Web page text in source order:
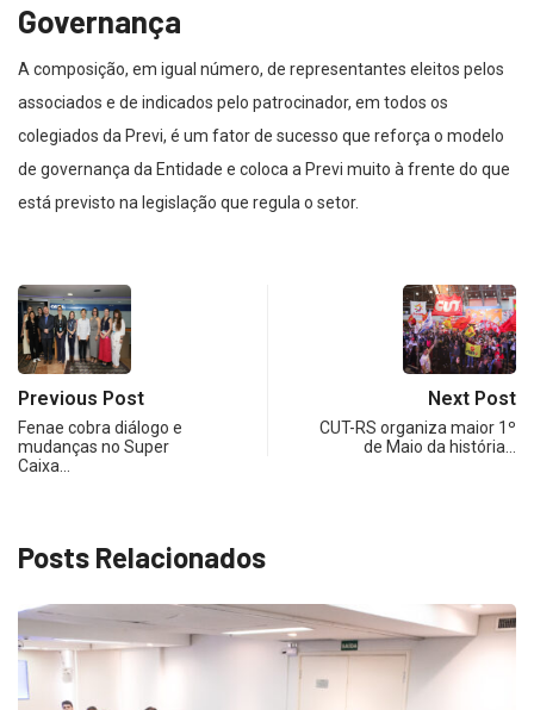
Governança
A composição, em igual número, de representantes eleitos pelos
associados e de indicados pelo patrocinador, em todos os
colegiados da Previ, é um fator de sucesso que reforça o modelo
de governança da Entidade e coloca a Previ muito à frente do que
está previsto na legislação que regula o setor.
Previous Post
Fenae cobra diálogo e
mudanças no Super
Caixa…
Next Post
CUT-RS organiza maior 1º
de Maio da história…
Posts Relacionados